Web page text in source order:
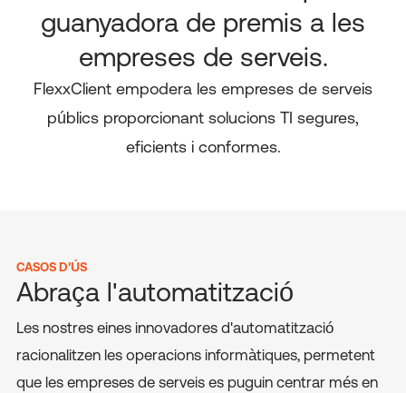
guanyadora de premis a les
empreses de serveis.
FlexxClient empodera les empreses de serveis
públics proporcionant solucions TI segures,
eficients i conformes.
CASOS D'ÚS
Abraça l'automatització
Les nostres eines innovadores d'automatització
racionalitzen les operacions informàtiques, permetent
que les empreses de serveis es puguin centrar més en